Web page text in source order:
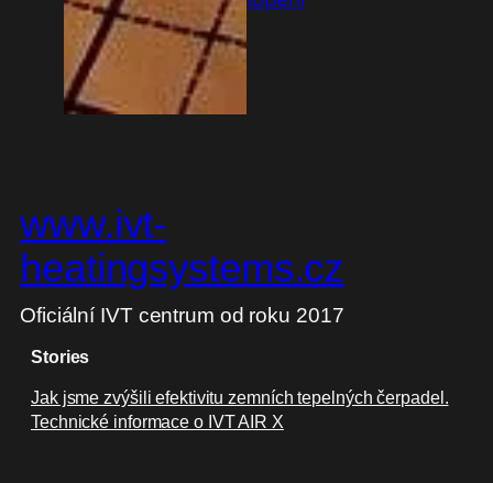
www.ivt-
heatingsystems.cz
Oficiální IVT centrum od roku 2017
Stories
Jak jsme zvýšili efektivitu zemních tepelných čerpadel.
Technické informace o IVT AIR X